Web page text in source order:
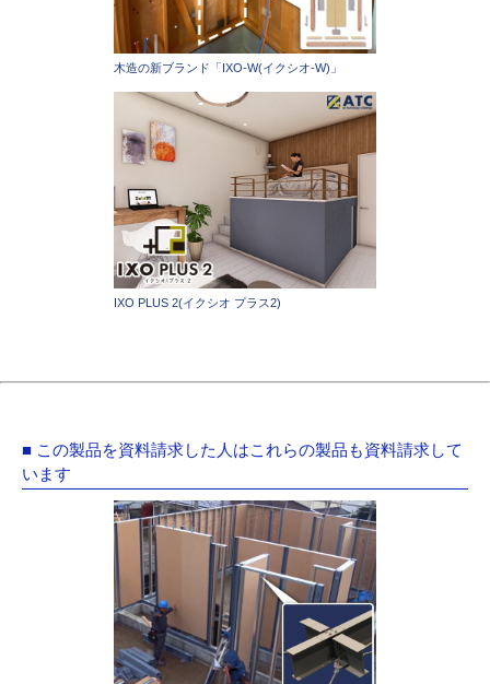
木造の新ブランド「IXO-W(イクシオ-W)」
IXO PLUS 2(イクシオ プラス2)
■ この製品を資料請求した人はこれらの製品も資料請求して
います